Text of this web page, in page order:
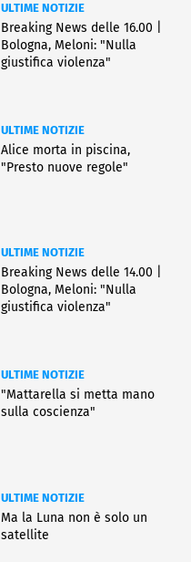
ULTIME NOTIZIE
Breaking News delle 16.00 |
Bologna, Meloni: "Nulla
giustifica violenza"
ULTIME NOTIZIE
Alice morta in piscina,
"Presto nuove regole"
ULTIME NOTIZIE
Breaking News delle 14.00 |
Bologna, Meloni: "Nulla
giustifica violenza"
ULTIME NOTIZIE
"Mattarella si metta mano
sulla coscienza"
ULTIME NOTIZIE
Ma la Luna non è solo un
satellite